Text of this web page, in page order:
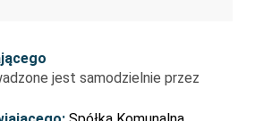
jest samodzielnie przez